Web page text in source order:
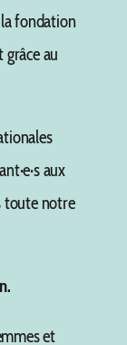
fondation
grâce au
aux
toute notre
et